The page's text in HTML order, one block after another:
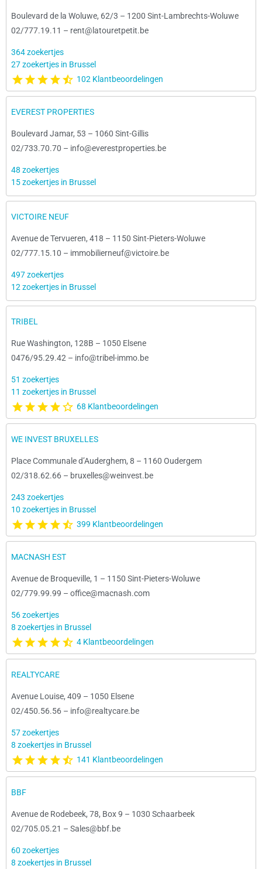
Boulevard de la Woluwe, 62/3 – 1200 Sint-Lambrechts-Woluwe
02/777.19.11 – rent@latouretpetit.be
364 zoekertjes
27 zoekertjes in Brussel
102 Klantbeoordelingen
EVEREST PROPERTIES
Boulevard Jamar, 53 – 1060 Sint-Gillis
02/733.70.70 – info@everestproperties.be
48 zoekertjes
15 zoekertjes in Brussel
VICTOIRE NEUF
Avenue de Tervueren, 418 – 1150 Sint-Pieters-Woluwe
02/777.15.10 – immobilierneuf@victoire.be
497 zoekertjes
12 zoekertjes in Brussel
TRIBEL
Rue Washington, 128B – 1050 Elsene
0476/95.29.42 – info@tribel-immo.be
51 zoekertjes
11 zoekertjes in Brussel
68 Klantbeoordelingen
WE INVEST BRUXELLES
Place Communale d’Auderghem, 8 – 1160 Oudergem
02/318.62.66 – bruxelles@weinvest.be
243 zoekertjes
10 zoekertjes in Brussel
399 Klantbeoordelingen
MACNASH EST
Avenue de Broqueville, 1 – 1150 Sint-Pieters-Woluwe
02/779.99.99 – office@macnash.com
56 zoekertjes
8 zoekertjes in Brussel
4 Klantbeoordelingen
REALTYCARE
Avenue Louise, 409 – 1050 Elsene
02/450.56.56 – info@realtycare.be
57 zoekertjes
8 zoekertjes in Brussel
141 Klantbeoordelingen
BBF
Avenue de Rodebeek, 78, Box 9 – 1030 Schaarbeek
02/705.05.21 – Sales@bbf.be
60 zoekertjes
8 zoekertjes in Brussel